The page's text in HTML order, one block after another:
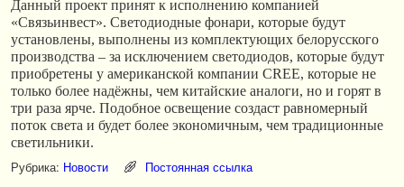
Данный проект принят к исполнению компанией
«Связьинвест». Светодиодные фонари, которые будут
установлены, выполнены из комплектующих белорусского
производства – за исключением светодиодов, которые будут
приобретены у американской компании СREE, которые не
только более надёжны, чем китайские аналоги, но и горят в
три раза ярче. Подобное освещение создаст равномерный
поток света и будет более экономичным, чем традиционные
светильники.
Рубрика: Новости Постоянная ссылка